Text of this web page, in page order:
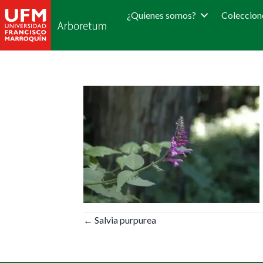
¿Quienes somos?
Posts
← Salvia purpurea